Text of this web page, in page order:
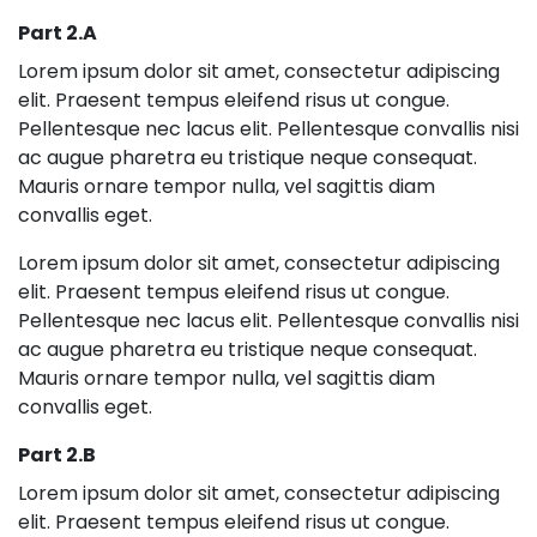
Part 2.a
Lorem ipsum dolor sit amet, consectetur adipiscing
elit. Praesent tempus eleifend risus ut congue.
Pellentesque nec lacus elit. Pellentesque convallis nisi
ac augue pharetra eu tristique neque consequat.
Mauris ornare tempor nulla, vel sagittis diam
convallis eget.
Lorem ipsum dolor sit amet, consectetur adipiscing
elit. Praesent tempus eleifend risus ut congue.
Pellentesque nec lacus elit. Pellentesque convallis nisi
ac augue pharetra eu tristique neque consequat.
Mauris ornare tempor nulla, vel sagittis diam
convallis eget.
Part 2.b
Lorem ipsum dolor sit amet, consectetur adipiscing
elit. Praesent tempus eleifend risus ut congue.